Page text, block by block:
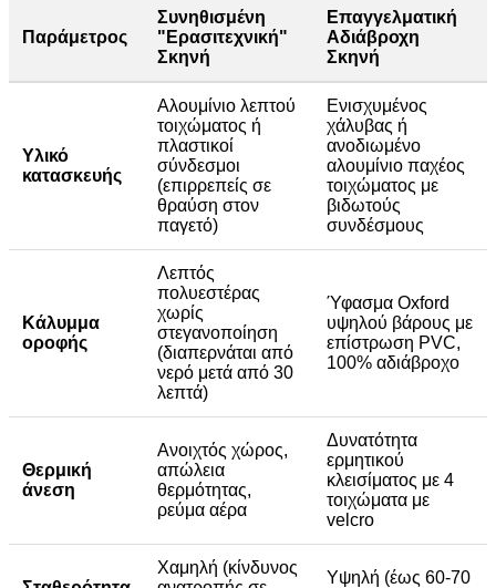
Παράμετρος
Συνηθισμένη
"Ερασιτεχνική"
Σκηνή
Επαγγελματική
Αδιάβροχη
Σκηνή
Υλικό
κατασκευής
Αλουμίνιο λεπτού
τοιχώματος ή
πλαστικοί
σύνδεσμοι
(επιρρεπείς σε
θραύση στον
παγετό)
Ενισχυμένος
χάλυβας ή
ανοδιωμένο
αλουμίνιο παχέος
τοιχώματος με
βιδωτούς
συνδέσμους
Κάλυμμα
οροφής
Λεπτός
πολυεστέρας
χωρίς
στεγανοποίηση
(διαπερνάται από
νερό μετά από 30
λεπτά)
Ύφασμα Oxford
υψηλού βάρους με
επίστρωση PVC,
100% αδιάβροχο
Θερμική
άνεση
Ανοιχτός χώρος,
απώλεια
θερμότητας,
ρεύμα αέρα
Δυνατότητα
ερμητικού
κλεισίματος με 4
τοιχώματα με
velcro
Χαμηλή (κίνδυνος
Υψηλή (έως 60-70